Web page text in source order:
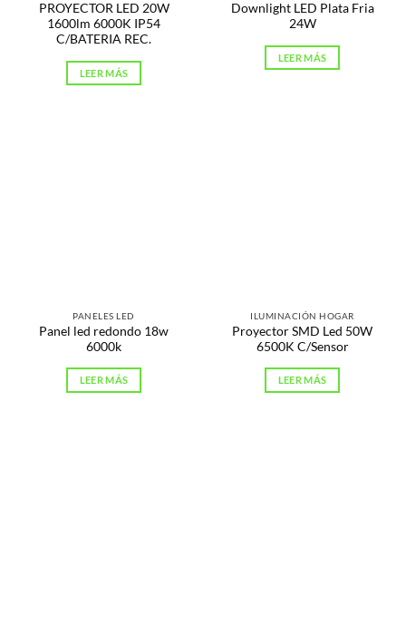
PROYECTOR LED 20W
1600lm 6000K IP54
C/BATERIA REC.
LEER MÁS
Downlight LED Plata Fria
24W
LEER MÁS
PANELES LED
Panel led redondo 18w
6000k
LEER MÁS
ILUMINACIÓN HOGAR
Proyector SMD Led 50W
6500K C/Sensor
LEER MÁS